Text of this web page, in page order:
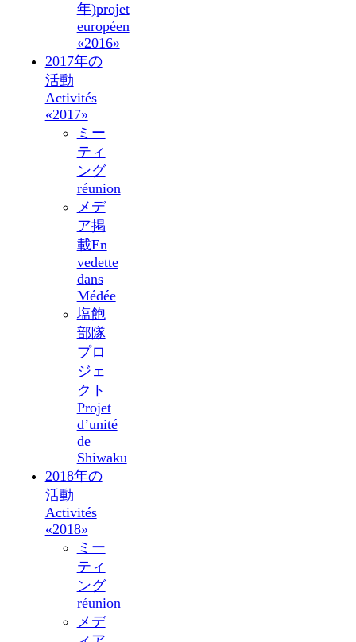
年)projet
européen
«2016»
2017年の
活動
Activités
«2017»
ミー
ティ
ング
réunion
メデ
ア掲
載En
vedette
dans
Médée
塩飽
部隊
プロ
ジェ
クト
Projet
d’unité
de
Shiwaku
2018年の
活動
Activités
«2018»
ミー
ティ
ング
réunion
メデ